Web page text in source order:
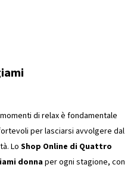
di relax è fondamentale
per lasciarsi avvolgere dal
Lo Shop Online di Quattro
donnaper ogni stagione, con